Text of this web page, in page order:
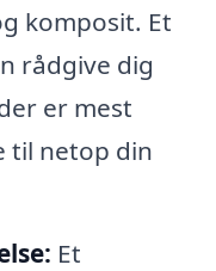
komposit. Et
rådgive dig
er mest
til netop din
Et